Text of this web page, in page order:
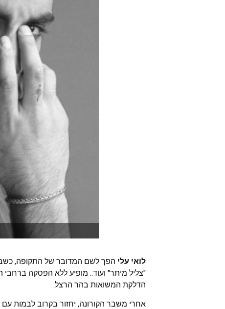
לואי עלי הפך לשם המדובר של התקופה,
"צליל מיתר" ועוד.. מופיע ללא הפסקה ברחבי
הדלקת המשואות בהר הרצל.
אחרי משבר הקורונה, יחזור בקרוב לבמות